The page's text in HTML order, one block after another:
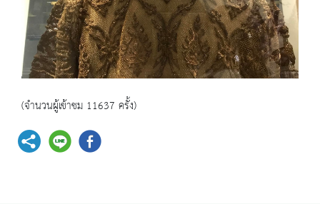
(จำนวนผู้เข้าชม 11637 ครั้ง)